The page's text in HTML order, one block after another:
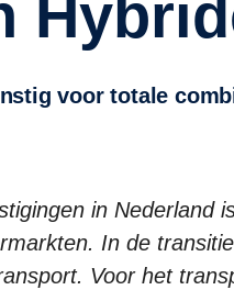
voor totale
in Nederland
In de
Voor het